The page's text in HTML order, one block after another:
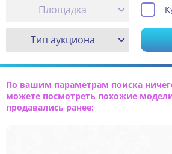
Площадка
Тип аукциона
По вашим параметрам поиска
можете посмотреть похожие
продавались ранее: